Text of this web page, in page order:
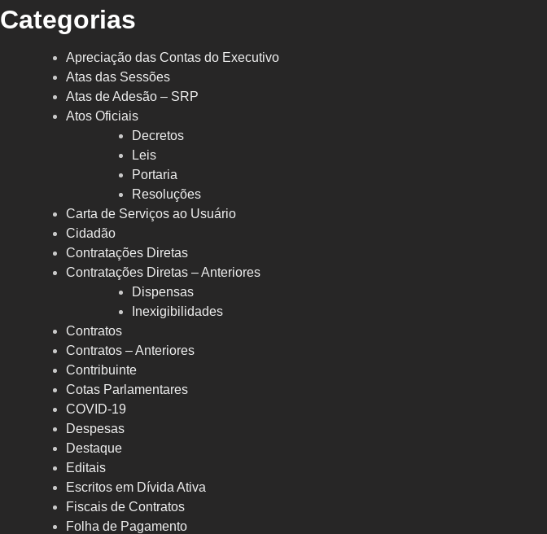
Categorias
Apreciação das Contas do Executivo
Atas das Sessões
Atas de Adesão – SRP
Atos Oficiais
Decretos
Leis
Portaria
Resoluções
Carta de Serviços ao Usuário
Cidadão
Contratações Diretas
Contratações Diretas – Anteriores
Dispensas
Inexigibilidades
Contratos
Contratos – Anteriores
Contribuinte
Cotas Parlamentares
COVID-19
Despesas
Destaque
Editais
Escritos em Dívida Ativa
Fiscais de Contratos
Folha de Pagamento